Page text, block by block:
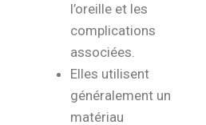
l’oreille et les
complications
associées.
Elles utilisent
généralement un
matériau